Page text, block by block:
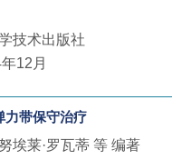
技术出版社
12月
力带保守治疗
埃莱·罗瓦蒂 等 编著